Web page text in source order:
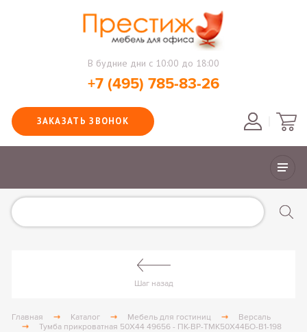
В будние дни с 10:00 до 18:00
+7 (495) 785-83-26
ЗАКАЗАТЬ ЗВОНОК
Шаг назад
Главная Каталог Мебель для гостиниц
Версаль
Тумба прикроватная 50Х44 49656 - ПК-ВР-ТМК50Х44БО-В1-198